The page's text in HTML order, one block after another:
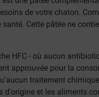
de votre chaton.
Cette pâtée ne
HFC - où aucun
approuvée pour la
traitement
et les aliments